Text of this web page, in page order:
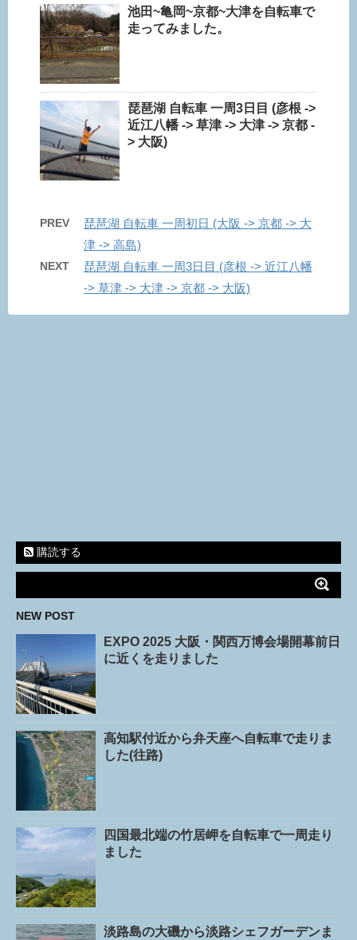
池田~亀岡~京都~大津を自転車で
走ってみました。
琵琶湖 自転車 一周3日目 (彦根 ->
近江八幡 -> 草津 -> 大津 -> 京都 -
> 大阪)
PREV
琵琶湖 自転車 一周初日 (大阪 -> 京都 -> 大
津 -> 高島)
NEXT
琵琶湖 自転車 一周3日目 (彦根 -> 近江八幡
-> 草津 -> 大津 -> 京都 -> 大阪)
購読する
NEW POST
EXPO 2025 大阪・関西万博会場開幕前日
に近くを走りました
高知駅付近から弁天座へ自転車で走りま
した(往路)
四国最北端の竹居岬を自転車で一周走り
ました
淡路島の大磯から淡路シェフガーデンま